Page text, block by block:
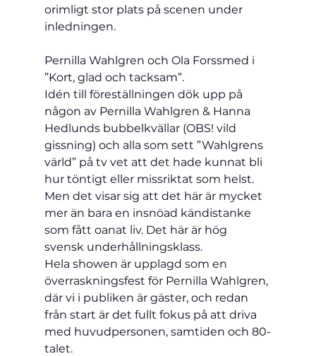
orimligt stor plats på scenen under
inledningen.
Pernilla Wahlgren och Ola Forssmed i
”Kort, glad och tacksam”.
Idén till föreställningen dök upp på
någon av Pernilla Wahlgren & Hanna
Hedlunds bubbelkvällar (OBS! vild
gissning) och alla som sett ”Wahlgrens
värld” på tv vet att det hade kunnat bli
hur töntigt eller missriktat som helst.
Men det visar sig att det här är mycket
mer än bara en insnöad kändistanke
som fått oanat liv. Det här är hög
svensk underhållningsklass.
Hela showen är upplagd som en
överraskningsfest för Pernilla Wahlgren,
där vi i publiken är gäster, och redan
från start är det fullt fokus på att driva
med huvudpersonen, samtiden och 80-
talet.